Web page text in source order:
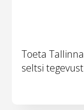
Toeta Tallinna
seltsi tegevust